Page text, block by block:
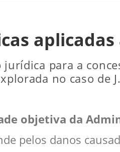
para a
no caso de
objetiva da
pelos danos